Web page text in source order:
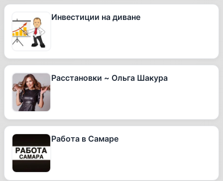
Инвестиции на диване
Расстановки ~ Ольга Шакура
Работа в Самаре